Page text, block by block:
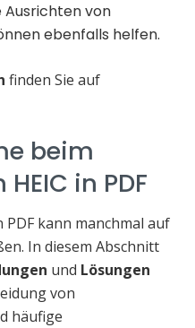
von
ebenfalls helfen.
finden Sie auf
beim
in PDF
PDF kann manchmal auf
In diesem Abschnitt
und Lösungen
von
häufige